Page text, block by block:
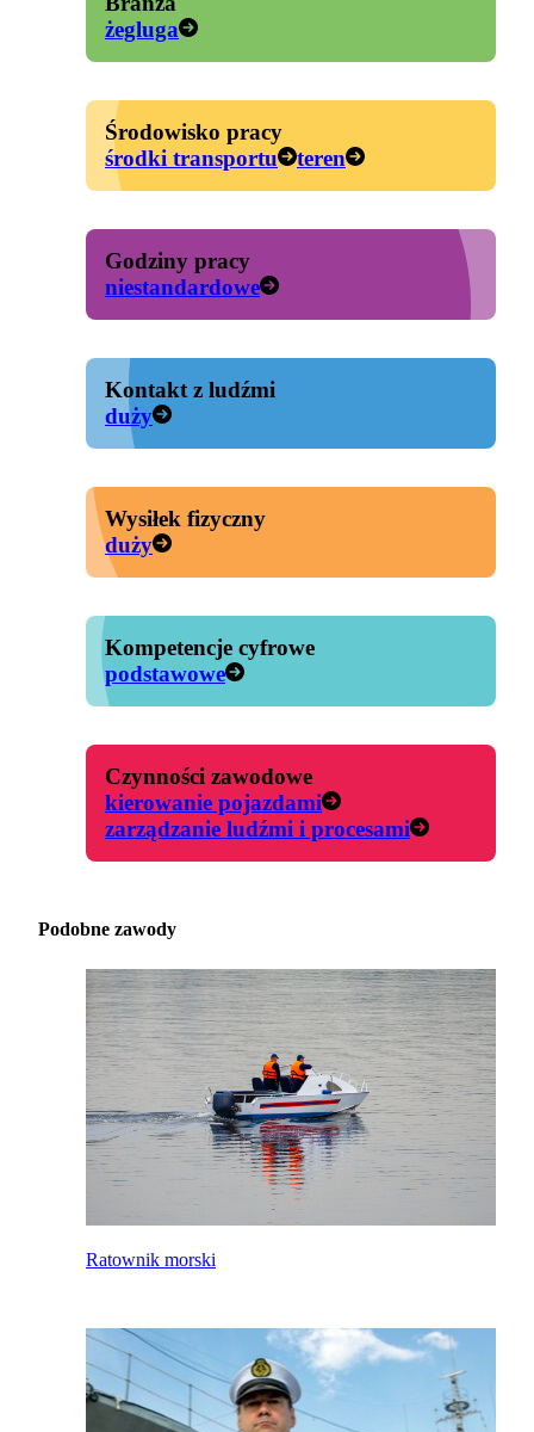
żegluga
Środowisko pracy
środki transportu
teren
Godziny pracy
niestandardowe
Kontakt z ludźmi
duży
Wysiłek fizyczny
duży
Kompetencje cyfrowe
podstawowe
Czynności zawodowe
kierowanie pojazdami
zarządzanie ludźmi i procesami
Podobne zawody
Ratownik morski